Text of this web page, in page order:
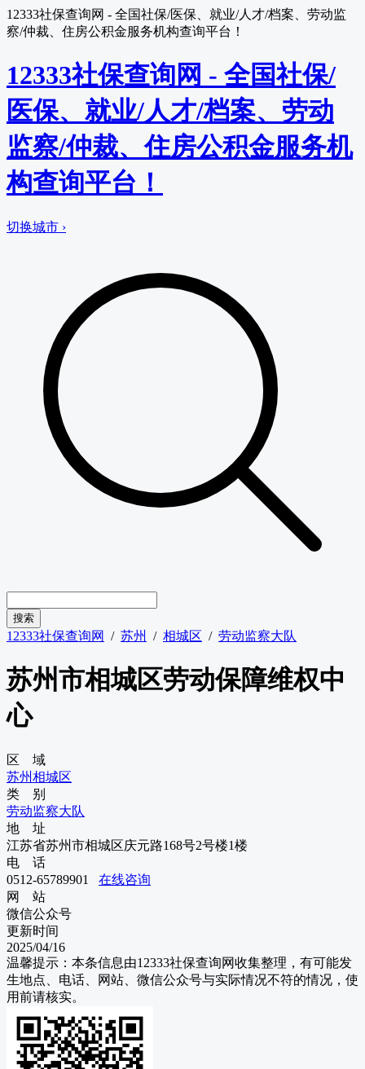
12333社保查询网 - 全国社保/医保、就业/人才/档案、劳动监
察/仲裁、住房公积金服务机构查询平台！
12333社保查询网 - 全国社保/
医保、就业/人才/档案、劳动
监察/仲裁、住房公积金服务机
构查询平台！
切换城市 ›
12333社保查询网 / 苏州 / 相城区 / 劳动监察大队
苏州市相城区劳动保障维权中
心
区 域
苏州相城区
类 别
劳动监察大队
地 址
江苏省苏州市相城区庆元路168号2号楼1楼
电 话
0512-65789901
在线咨询
网 站
微信公众号
更新时间
2025/04/16
温馨提示：本条信息由12333社保查询网收集整理，有可能发
生地点、电话、网站、微信公众号与实际情况不符的情况，使
用前请核实。